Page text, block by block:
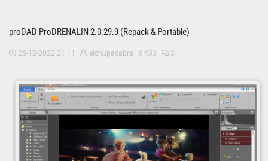
proDAD ProDRENALIN 2.0.29.9 (Repack & Portable)
25-12-2022 21:11 elchupacabra 8 433 3